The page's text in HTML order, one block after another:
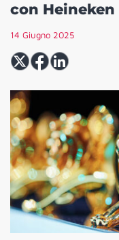
con Heineken
14 Giugno 2025